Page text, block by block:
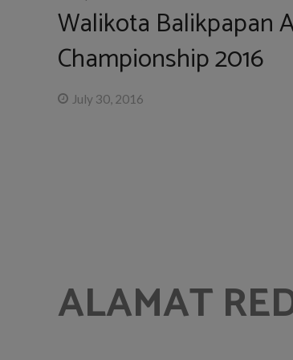
Walikota Balikpapan
Championship 2016
July 30, 2016
ALAMAT